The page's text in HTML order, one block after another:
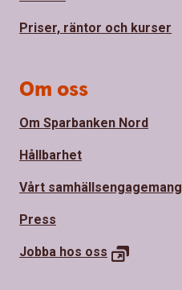
Priser, räntor och kurser
Om oss
Om Sparbanken Nord
Hållbarhet
Vårt samhällsengagemang
Press
Jobba hos oss